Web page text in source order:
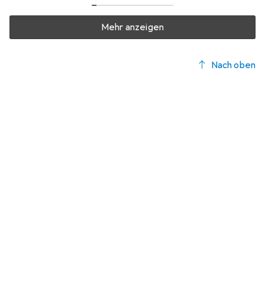
Mehr anzeigen
Nach oben